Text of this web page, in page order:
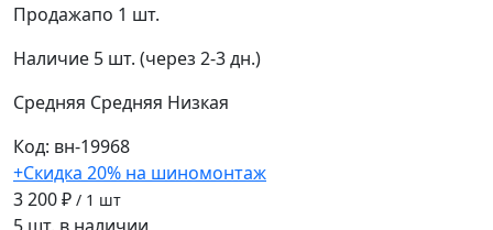
Продажапо 1 шт.
Наличие 5 шт. (через 2-3 дн.)
Средняя Средняя Низкая
Код: вн-19968
+Скидка 20% на шиномонтаж
3 200 ₽ / 1 шт